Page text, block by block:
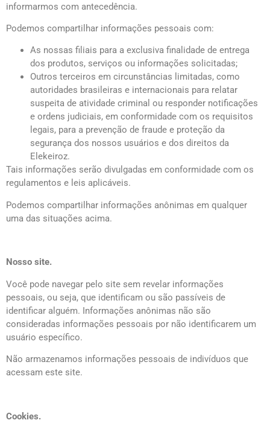
informarmos com antecedência.
Podemos compartilhar informações pessoais com:
As nossas filiais para a exclusiva finalidade de entrega
dos produtos, serviços ou informações solicitadas;
Outros terceiros em circunstâncias limitadas, como
autoridades brasileiras e internacionais para relatar
suspeita de atividade criminal ou responder notificações
e ordens judiciais, em conformidade com os requisitos
legais, para a prevenção de fraude e proteção da
segurança dos nossos usuários e dos direitos da
Elekeiroz.
Tais informações serão divulgadas em conformidade com os
regulamentos e leis aplicáveis.
Podemos compartilhar informações anônimas em qualquer
uma das situações acima.
Nosso site.
Você pode navegar pelo site sem revelar informações
pessoais, ou seja, que identificam ou são passíveis de
identificar alguém. Informações anônimas não são
consideradas informações pessoais por não identificarem um
usuário específico.
Não armazenamos informações pessoais de indivíduos que
acessam este site.
Cookies.